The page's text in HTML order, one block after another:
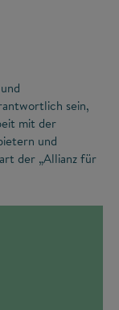
sein,
mit der
und
der „Allianz für